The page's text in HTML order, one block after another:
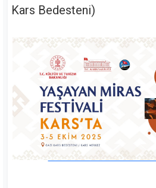
Kars Bedesteni)